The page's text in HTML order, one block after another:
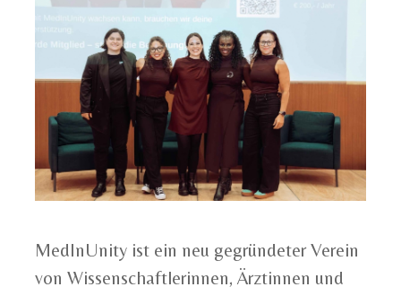
MedInUnity ist ein neu gegründeter Verein
von Wissenschaftlerinnen, Ärztinnen und